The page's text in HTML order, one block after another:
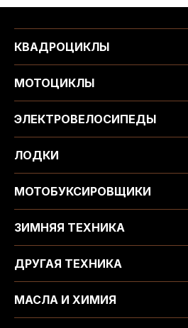
КВАДРОЦИКЛЫ
МОТОЦИКЛЫ
ЭЛЕКТРОВЕЛОСИПЕДЫ
ЛОДКИ
МОТОБУКСИРОВЩИКИ
ЗИМНЯЯ ТЕХНИКА
ДРУГАЯ ТЕХНИКА
МАСЛА И ХИМИЯ